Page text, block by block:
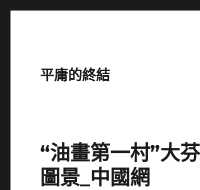
平庸的終結
“油畫第一村”大
圖景_中國網